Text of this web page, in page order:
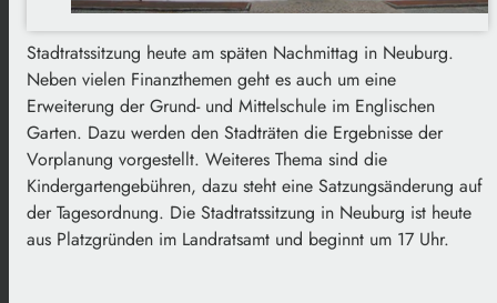
Stadtratssitzung heute am späten Nachmittag in Neuburg.
Neben vielen Finanzthemen geht es auch um eine
Erweiterung der Grund- und Mittelschule im Englischen
Garten. Dazu werden den Stadträten die Ergebnisse der
Vorplanung vorgestellt. Weiteres Thema sind die
Kindergartengebühren, dazu steht eine Satzungsänderung auf
der Tagesordnung. Die Stadtratssitzung in Neuburg ist heute
aus Platzgründen im Landratsamt und beginnt um 17 Uhr.